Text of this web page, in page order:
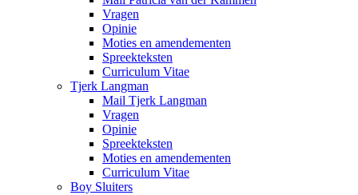
Vragen
Opinie
Moties en amendementen
Spreekteksten
Curriculum Vitae
Tjerk Langman
Mail Tjerk Langman
Vragen
Opinie
Spreekteksten
Moties en amendementen
Curriculum Vitae
Boy Sluiters